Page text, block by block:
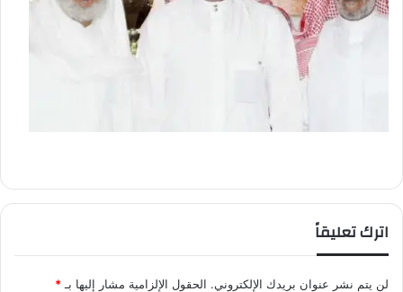
اترك تعليقاً
لن يتم نشر عنوان بريدك الإلكتروني. الحقول الإلزامية مشار إليها بـ *